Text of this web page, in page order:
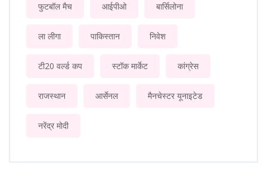
फुटबॉल मैच आईपीओ बार्सिलोना
ला लीगा पाकिस्तान निवेश
टी20 वर्ल्ड कप स्टॉक मार्केट कांग्रेस
राजस्थान आर्सेनल मैनचेस्टर यूनाइटेड
नरेंद्र मोदी